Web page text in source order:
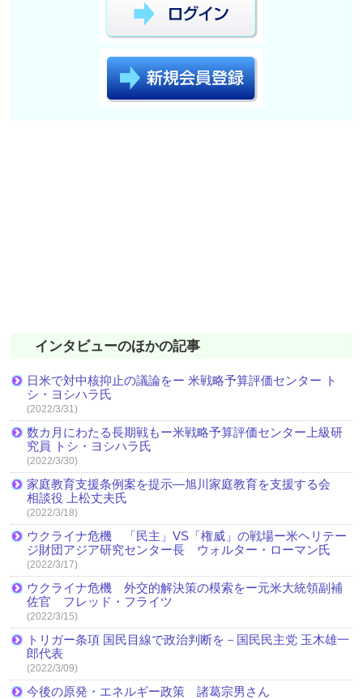
インタビューのほかの記事
日米で対中核抑止の議論をー 米戦略予算評価センター ト
シ・ヨシハラ氏
(2022/3/31)
数カ月にわたる長期戦もー米戦略予算評価センター上級研
究員 トシ・ヨシハラ氏
(2022/3/30)
家庭教育支援条例案を提示―旭川家庭教育を支援する会
相談役 上松丈夫氏
(2022/3/18)
ウクライナ危機 「民主」VS「権威」の戦場ー米ヘリテー
ジ財団アジア研究センター長 ウォルター・ローマン氏
(2022/3/17)
ウクライナ危機 外交的解決策の模索をー元米大統領副補
佐官 フレッド・フライツ
(2022/3/15)
トリガー条項 国民目線で政治判断を－国民民主党 玉木雄一
郎代表
(2022/3/09)
今後の原発・エネルギー政策 諸葛宗男さん